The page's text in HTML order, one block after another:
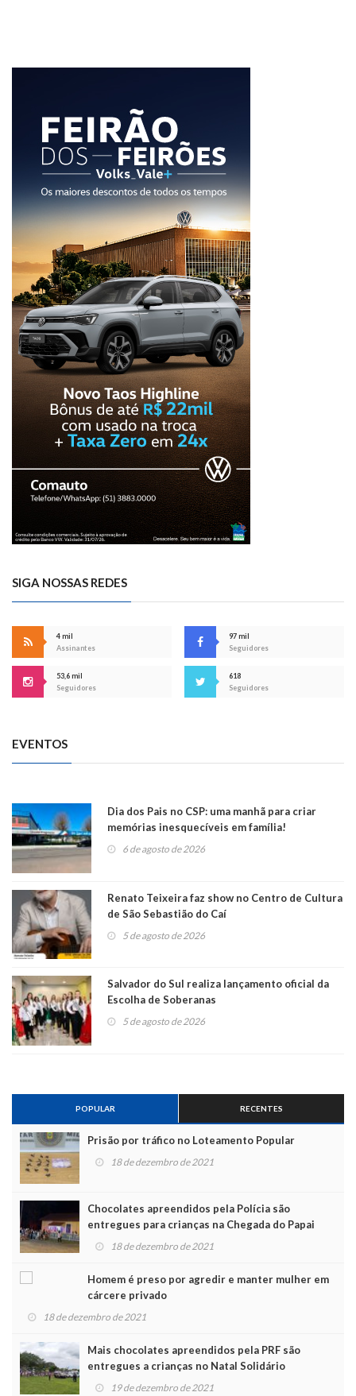
SIGA NOSSAS REDES
4 mil
Assinantes
97 mil
Seguidores
53,6 mil
Seguidores
618
Seguidores
EVENTOS
Dia dos Pais no CSP: uma manhã para criar
memórias inesquecíveis em família!
6 de agosto de 2026
Renato Teixeira faz show no Centro de Cultura
de São Sebastião do Caí
5 de agosto de 2026
Salvador do Sul realiza lançamento oficial da
Escolha de Soberanas
5 de agosto de 2026
POPULAR RECENTES
Prisão por tráfico no Loteamento Popular
18 de dezembro de 2021
Chocolates apreendidos pela Polícia são
entregues para crianças na Chegada do Papai
Noel 18 de dezembro de 2021
Homem é preso por agredir e manter mulher em
cárcere privado
18 de dezembro de 2021
Mais chocolates apreendidos pela PRF são
entregues a crianças no Natal Solidário
19 de dezembro de 2021